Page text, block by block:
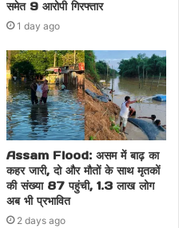
समेत 9 आरोपी गिरफ्तार
1 day ago
Assam Flood: असम में बाढ़ का
कहर जारी, दो और मौतों के साथ मृतकों
की संख्या 87 पहुंची, 1.3 लाख लोग
अब भी प्रभावित
2 days ago